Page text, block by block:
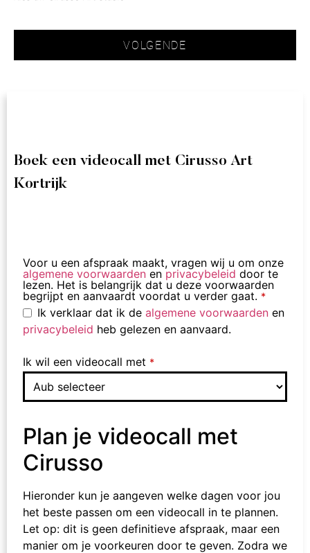
VOLGENDE
Boek een videocall met Cirusso Art
Kortrijk
Voor u een afspraak maakt, vragen wij u om onze
algemene voorwaarden en privacybeleid door te
lezen. Het is belangrijk dat u deze voorwaarden
begrijpt en aanvaardt voordat u verder gaat. *
Ik verklaar dat ik de algemene voorwaarden en
privacybeleid heb gelezen en aanvaard.
Ik wil een videocall met *
Plan je videocall met
Cirusso
Hieronder kun je aangeven welke dagen voor jou
het beste passen om een videocall in te plannen.
Let op: dit is geen definitieve afspraak, maar een
manier om je voorkeuren door te geven. Zodra we